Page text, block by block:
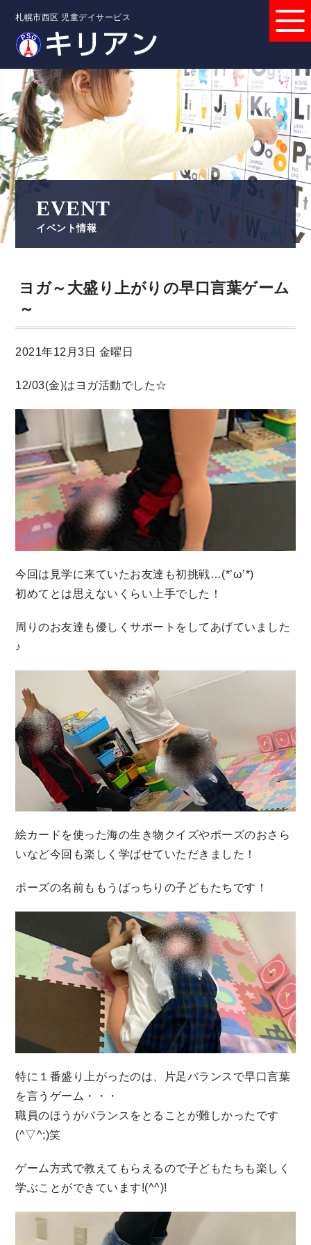
札幌市西区 児童デイサービス
EVENT
イベント情報
ヨガ～大盛り上がりの早口言葉ゲーム
～
2021年12月3日 金曜日
12/03(金)はヨガ活動でした☆
今回は見学に来ていたお友達も初挑戦…(*’ω’*)
初めてとは思えないくらい上手でした！
周りのお友達も優しくサポートをしてあげていました
♪
絵カードを使った海の生き物クイズやポーズのおさら
いなど今回も楽しく学ばせていただきました！
ポーズの名前ももうばっちりの子どもたちです！
特に１番盛り上がったのは、片足バランスで早口言葉
を言うゲーム・・・
職員のほうがバランスをとることが難しかったです
(^▽^;)笑
ゲーム方式で教えてもらえるので子どもたちも楽しく
学ぶことができています!(^^)!